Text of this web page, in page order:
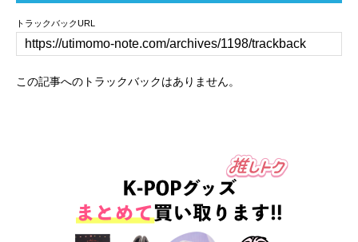
トラックバックURL
この記事へのトラックバックはありません。